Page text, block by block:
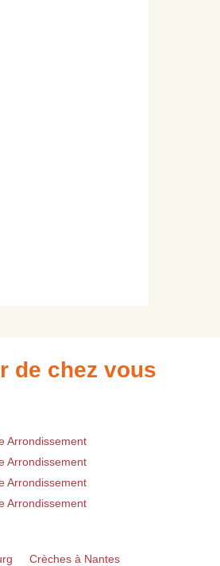
de chez vous
Arrondissement
Arrondissement
Arrondissement
Arrondissement
Crèches à Nantes